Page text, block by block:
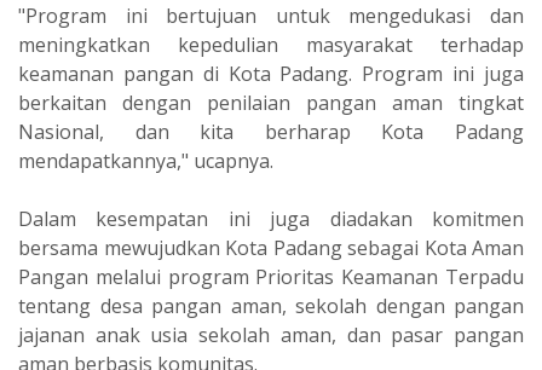
"Program ini bertujuan untuk mengedukasi dan
meningkatkan kepedulian masyarakat terhadap
keamanan pangan di Kota Padang. Program ini juga
berkaitan dengan penilaian pangan aman tingkat
Nasional, dan kita berharap Kota Padang
mendapatkannya," ucapnya.
Dalam kesempatan ini juga diadakan komitmen
bersama mewujudkan Kota Padang sebagai Kota Aman
Pangan melalui program Prioritas Keamanan Terpadu
tentang desa pangan aman, sekolah dengan pangan
jajanan anak usia sekolah aman, dan pasar pangan
aman berbasis komunitas.